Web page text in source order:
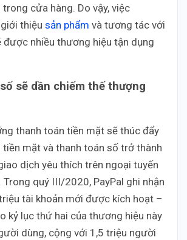
trong cửa hàng. Do vậy, việc
thiệu sản phẩm và tương tác với
được nhiều thương hiệu tận dụng
sẽ dần chiếm thế thượng
thanh toán tiền mặt sẽ thúc đẩy
tiền mặt và thanh toán số trở thành
dịch yêu thích trên ngoại tuyến
quý III/2020, PayPal ghi nhận
tài khoản mới được kích hoạt –
kỷ lục thứ hai của thương hiệu này
dùng, cộng với 1,5 triệu người